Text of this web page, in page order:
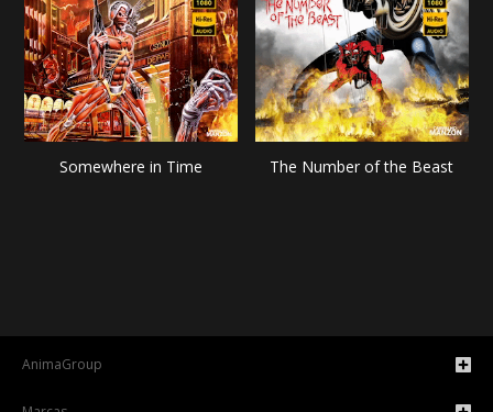
Somewhere in Time The Number of the Beast
AnimaGroup